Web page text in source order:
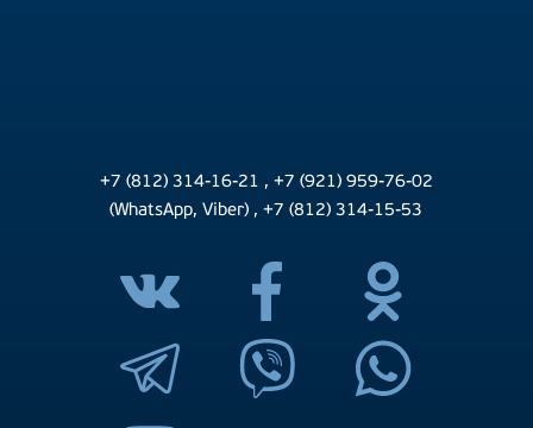
+7 (812) 314-16-21 , +7 (921) 959-76-02
(WhatsApp, Viber) ,+7 (812) 314-15-53